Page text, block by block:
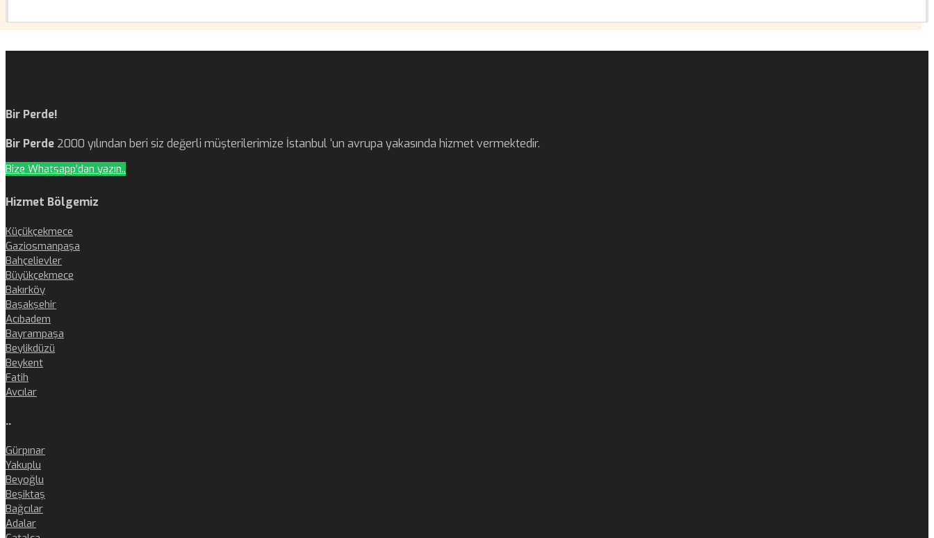
Bir Perde!
Bir Perde 2000 yılından beri siz değerli müşterilerimize İstanbul ‘un avrupa yakasında hizmet vermektedir.
Bize Whatsapp'dan yazın..
Hizmet Bölgemiz
Küçükçekmece
Gaziosmanpaşa
Bahçelievler
Büyükçekmece
Bakırköy
Başakşehir
Acıbadem
Bayrampaşa
Beylikdüzü
Beykent
Fatih
Avcılar
..
Gürpınar
Yakuplu
Beyoğlu
Beşiktaş
Bağcılar
Adalar